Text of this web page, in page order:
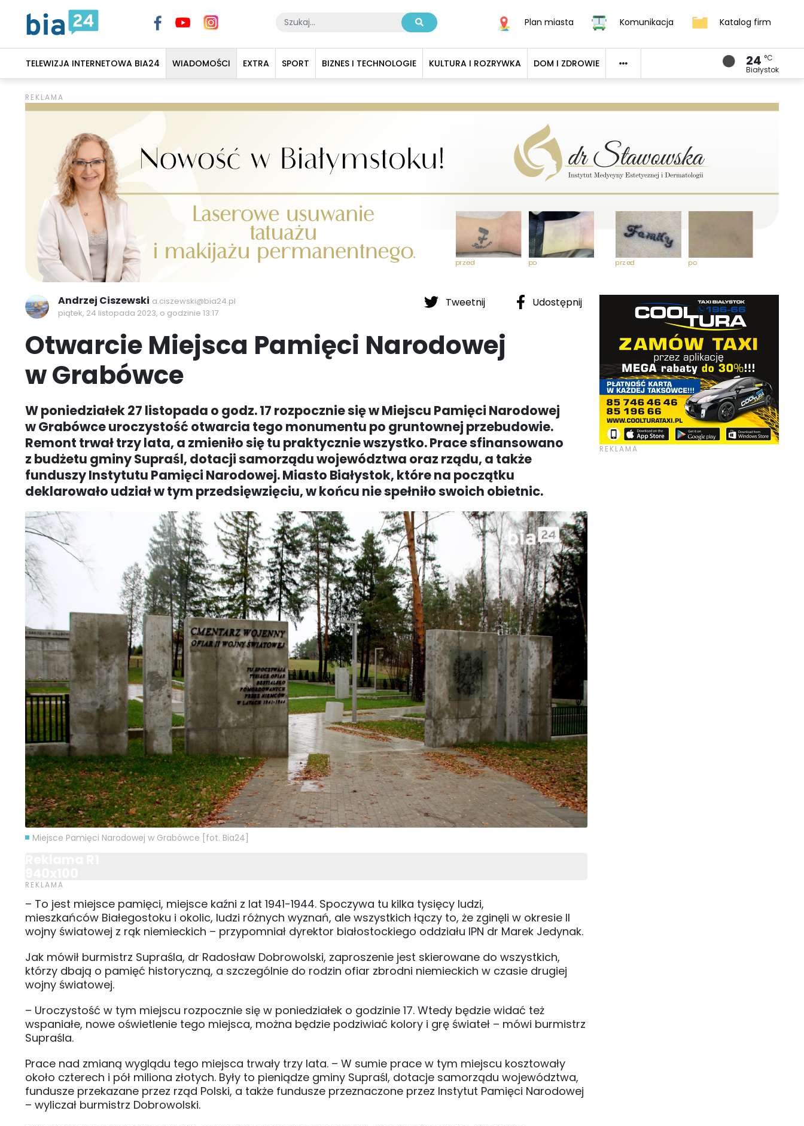
Plan miasta Komunikacja Katalog firm
TELEWIZJA INTERNETOWA BIA24 WIADOMOŚCI EXTRA SPORT BIZNES I TECHNOLOGIE KULTURA I ROZRYWKA DOM I ZDROWIE 24 °C
Białystok
Tweetnij Udostępnij
Andrzej Ciszewski a.ciszewski@bia24.pl
piątek, 24 listopada 2023, o godzinie 13:17
Otwarcie Miejsca Pamięci Narodowej
w Grabówce
W poniedziałek 27 listopada o godz. 17 rozpocznie się w Miejscu Pamięci Narodowej
w Grabówce uroczystość otwarcia tego monumentu po gruntownej przebudowie.
Remont trwał trzy lata, a zmieniło się tu praktycznie wszystko. Prace sfinansowano
z budżetu gminy Supraśl, dotacji samorządu województwa oraz rządu, a także
funduszy Instytutu Pamięci Narodowej. Miasto Białystok, które na początku
deklarowało udział w tym przedsięwzięciu, w końcu nie spełniło swoich obietnic.
Miejsce Pamięci Narodowej w Grabówce [fot. Bia24]
– To jest miejsce pamięci, miejsce kaźni z lat 1941-1944. Spoczywa tu kilka tysięcy ludzi,
mieszkańców Białegostoku i okolic, ludzi różnych wyznań, ale wszystkich łączy to, że zginęli w okresie II
wojny światowej z rąk niemieckich – przypomniał dyrektor białostockiego oddziału IPN dr Marek Jedynak.
Jak mówił burmistrz Supraśla, dr Radosław Dobrowolski, zaproszenie jest skierowane do wszystkich,
którzy dbają o pamięć historyczną, a szczególnie do rodzin ofiar zbrodni niemieckich w czasie drugiej
wojny światowej.
– Uroczystość w tym miejscu rozpocznie się w poniedziałek o godzinie 17. Wtedy będzie widać też
wspaniałe, nowe oświetlenie tego miejsca, można będzie podziwiać kolory i grę świateł – mówi burmistrz
Supraśla.
Prace nad zmianą wyglądu tego miejsca trwały trzy lata. – W sumie prace w tym miejscu kosztowały
około czterech i pół miliona złotych. Były to pieniądze gminy Supraśl, dotacje samorządu województwa,
fundusze przekazane przez rząd Polski, a także fundusze przeznaczone przez Instytut Pamięci Narodowej
– wyliczał burmistrz Dobrowolski.